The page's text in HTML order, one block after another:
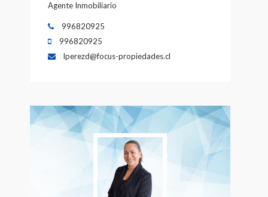
Agente Inmobiliario
996820925
996820925
lperezd@focus-propiedades.cl